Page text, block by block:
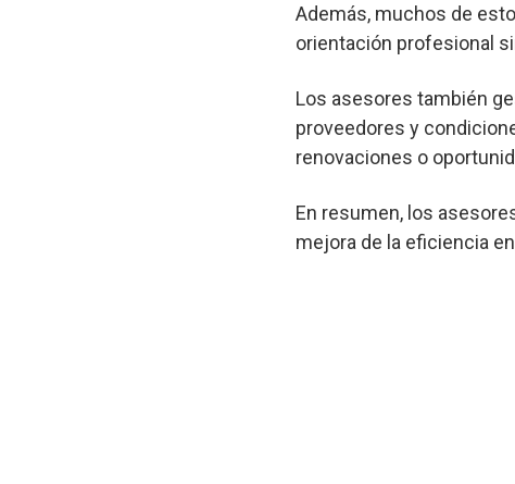
Además, muchos de
orientación profesional
Los asesores también
proveedores y
renovaciones o
En resumen, los
mejora de la eficiencia